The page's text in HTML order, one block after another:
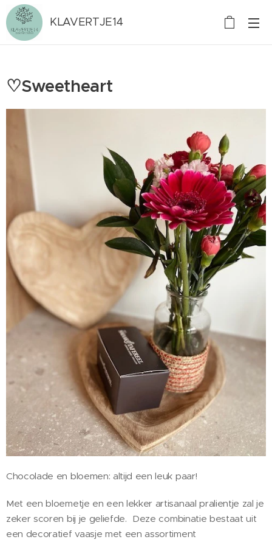
KLAVERTJE14
♡Sweetheart
Chocolade en bloemen: altijd een leuk paar!
Met een bloemetje en een lekker artisanaal pralientje zal je
zeker scoren bij je geliefde. Deze combinatie bestaat uit
een decoratief vaasje met een assortiment